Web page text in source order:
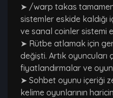
➤ /warp takas tamamen
sistemler eskide kaldığı
ve sanal coinler sistemi
➤ Rütbe atlamak için
değişti. Artık
fiyatlandırmalar ve
➤ Sohbet oyunu içeriği
kelime oyunlarının